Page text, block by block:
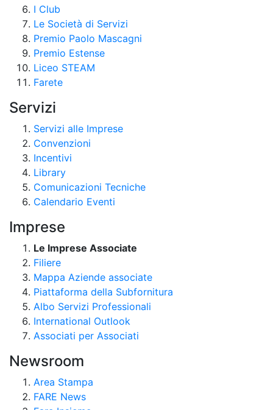
I Club
Le Società di Servizi
Premio Paolo Mascagni
Premio Estense
Liceo STEAM
Farete
Servizi
Servizi alle Imprese
Convenzioni
Incentivi
Library
Comunicazioni Tecniche
Calendario Eventi
Imprese
Le Imprese Associate
Filiere
Mappa Aziende associate
Piattaforma della Subfornitura
Albo Servizi Professionali
International Outlook
Associati per Associati
Newsroom
Area Stampa
FARE News